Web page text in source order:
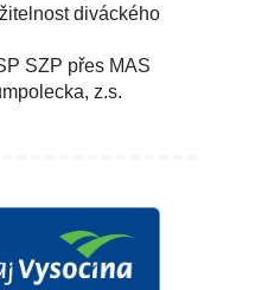
diváckého
SZP přes MAS
z.s.